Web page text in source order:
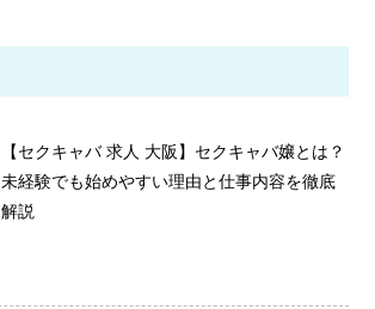
【セクキャバ 求人 大阪】セクキャバ嬢とは？
未経験でも始めやすい理由と仕事内容を徹底
解説